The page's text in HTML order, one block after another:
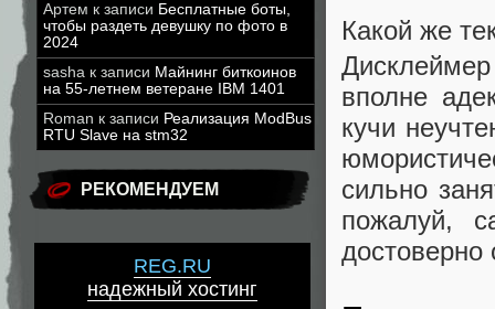
Артем к записи Бесплатные боты,
чтобы раздеть девушку по фото в
2024
sasha к записи Майнинг биткоинов
на 55-летнем ветеране IBM 1401
Roman к записи Реализация ModBus
RTU Slave на stm32
РЕКОМЕНДУЕМ
REG.RU
надежный хостинг
Какой же
вполне
кучи
сильно
пожалуй,
достоверно